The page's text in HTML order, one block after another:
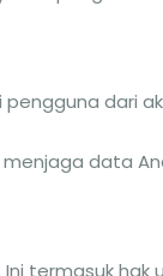
dari
menjaga data
termasuk hak